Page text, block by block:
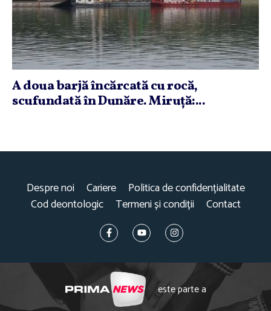
A doua barjă încărcată cu rocă,
scufundată în Dunăre. Miruţă:...
Despre noi Cariere
Politica de confidențialitate
Cod deontologic
Termeni și condiții Contact
este parte a